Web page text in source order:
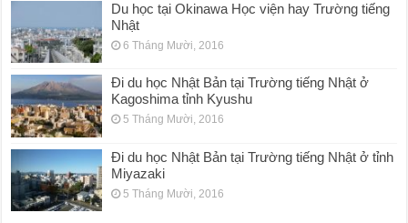
Du học tại Okinawa Học viện hay Trường tiếng
Nhật
6 Tháng Mười, 2016
Đi du học Nhật Bản tại Trường tiếng Nhật ở
Kagoshima tỉnh Kyushu
5 Tháng Mười, 2016
Đi du học Nhật Bản tại Trường tiếng Nhật ở tỉnh
Miyazaki
5 Tháng Mười, 2016